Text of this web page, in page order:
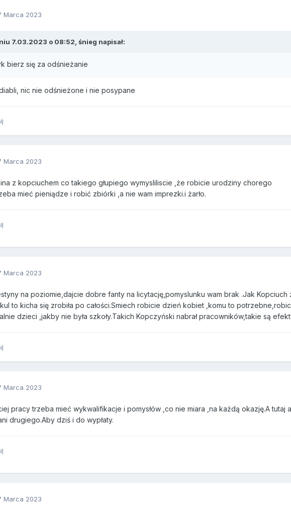
Marca 2023
7.03.2023 o 08:52, śnieg napisał:
bierz się za odśnieżanie
nic nie odśnieżone i nie posypane
Marca 2023
z kopciuchem co takiego głupiego wymysliliscie ,że robicie urodziny chorego
mieć pieniądze i robić zbiórki ,a nie wam imprezki.i żarło.
Marca 2023
na poziomie,dajcie dobre fanty na licytację,pomyslunku wam brak .Jak Kopciuch
to kicha się zrobiła po całości.Smiech robicie dzień kobiet ,komu to
dzieci ,jakby nie była szkoły.Takich Kopczyński nabrał pracowników,takie są
Marca 2023
pracy trzeba mieć wykwalifikacje i pomysłów ,co nie miara ,na każdą okazję.A tutaj
drugiego.Aby dziś i do wypłaty.
Marca 2023